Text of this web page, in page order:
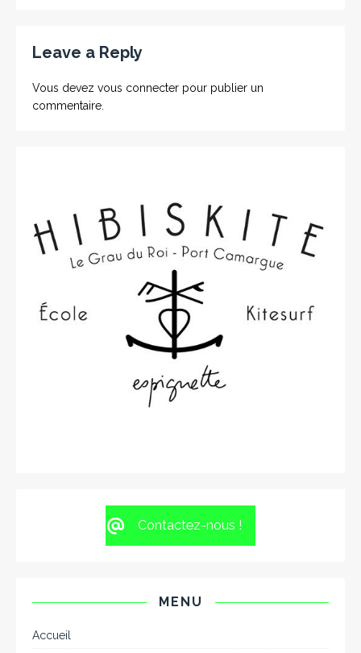
Leave a Reply
Vous devez vous connecter pour publier un
commentaire.
Contactez-nous !
MENU
Accueil